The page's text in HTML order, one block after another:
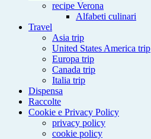
recipe Verona
Alfabeti culinari
Travel
Asia trip
United States America trip
Europa trip
Canada trip
Italia trip
Dispensa
Raccolte
Cookie e Privacy Policy
privacy policy
cookie policy